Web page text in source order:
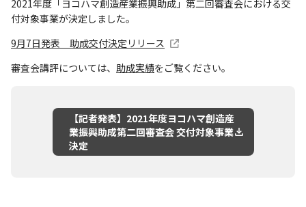
2021年度「ヨコハマ創造産業振興助成」第二回審査会における交
付対象事業が決定しました。
9月7日発表 助成交付決定リリース
審査会講評については、 助成実績をご覧ください。
【記者発表】2021年度ヨコハマ創造産
業振興助成第二回審査会 交付対象事業
決定